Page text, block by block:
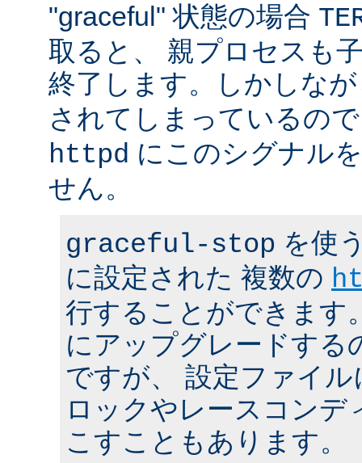
"graceful" 状態の場合
取ると、 親プロセスも
終了します。しかしな
されてしまっているの
httpd にこのシグナル
せん。
graceful-stop を使
に設定された 複数の
行することができます
にアップグレードする
ですが、 設定ファイ
ロックやレースコンデ
こすこともあります。